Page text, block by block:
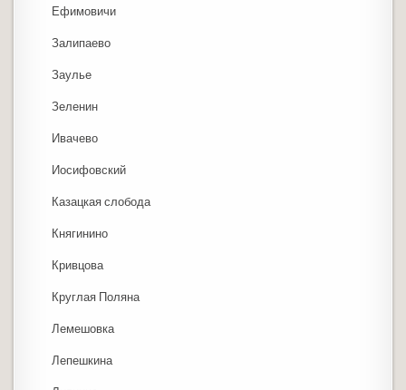
Ефимовичи
Залипаево
Заулье
Зеленин
Ивачево
Иосифовский
Казацкая слобода
Княгинино
Кривцова
Круглая Поляна
Лемешовка
Лепешкина